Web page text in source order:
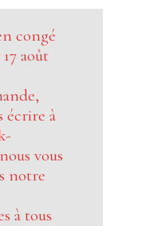
congé
août
écrire à
vous
notre
à tous